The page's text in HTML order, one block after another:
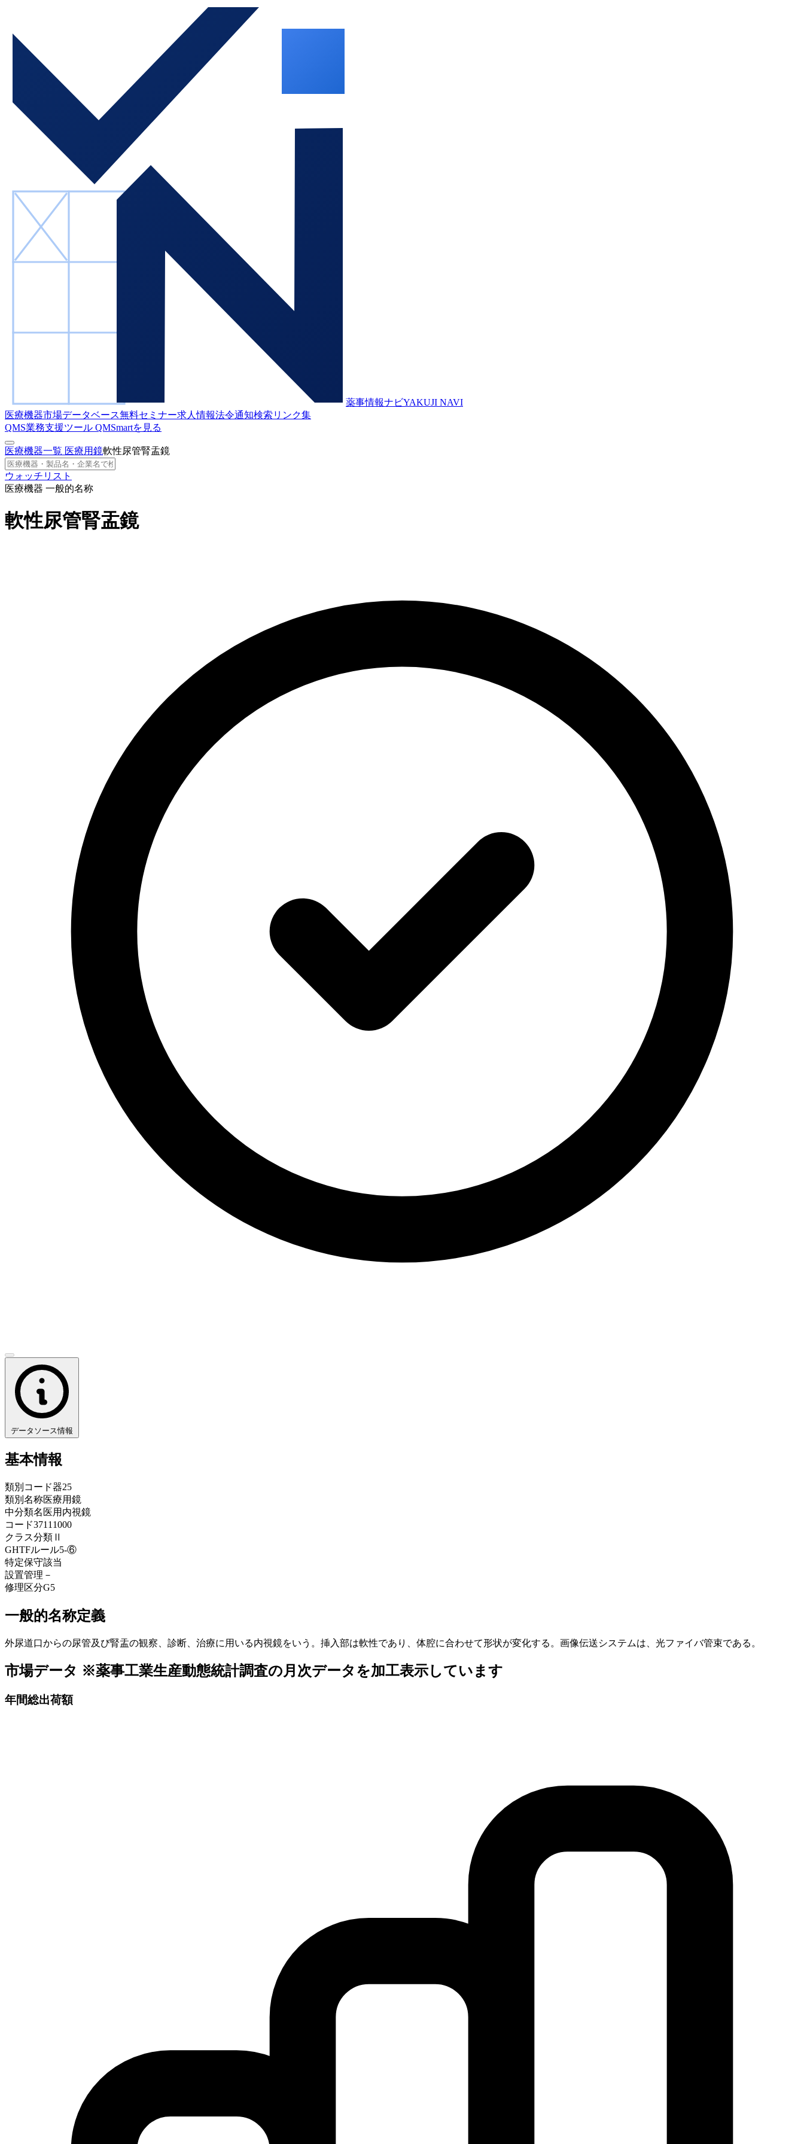
薬事情報ナビYAKUJI NAVI
医療機器市場データベース無料セミナー求人情報法令通知検索 リンク集
QMS業務支援ツール QMSmartを見る
医療機器一覧 医療用鏡軟性尿管腎盂鏡
ウォッチリスト
医療機器 一般的名称
軟性尿管腎盂鏡
データソース情報
基本情報
類別コード器25
類別名称医療用鏡
中分類名 医用内視鏡
コード37111000
クラス分類 Ⅱ
GHTFルール5-⑥
特定保守該当
設置管理 －
修理区分G5
一般的名称定義
外尿道口からの尿管及び腎盂の観察、診断、治療に用いる内視鏡をいう。挿入部は軟性であり、体腔に合わせて形状が変化する。画像伝送システムは、光ファイバ管束である。
市場データ ※薬事工業生産動態統計調査の月次データを加工表示しています
年間総出荷額